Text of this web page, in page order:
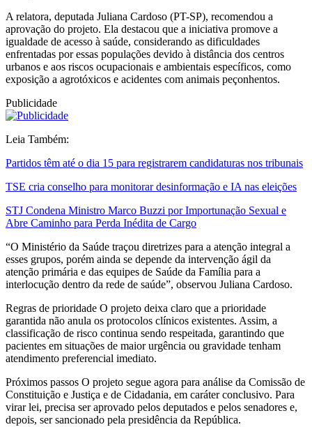
A relatora, deputada Juliana Cardoso (PT-SP), recomendou a
aprovação do projeto. Ela destacou que a iniciativa promove a
igualdade de acesso à saúde, considerando as dificuldades
enfrentadas por essas populações devido à distância dos centros
urbanos e aos riscos ocupacionais e ambientais específicos, como
exposição a agrotóxicos e acidentes com animais peçonhentos.
Publicidade
Leia Também:
Partidos têm até o dia 15 para registrarem candidaturas nos tribunais
TSE cria conselho para monitorar desinformação e IA nas eleições
STJ Condena Ministro Marco Buzzi por Importunação Sexual e
Abre Caminho para Perda Inédita de Cargo
“O Ministério da Saúde traçou diretrizes para a atenção integral a
esses grupos, porém ainda se depende da intervenção ágil da
atenção primária e das equipes de Saúde da Família para a
interlocução dentro da rede de saúde”, observou Juliana Cardoso.
Regras de prioridade O projeto deixa claro que a prioridade
garantida não anula os protocolos clínicos existentes. Assim, a
classificação de risco continua sendo respeitada, garantindo que
pacientes em situações de maior urgência ou gravidade tenham
atendimento preferencial imediato.
Próximos passos O projeto segue agora para análise da Comissão de
Constituição e Justiça e de Cidadania, em caráter conclusivo. Para
virar lei, precisa ser aprovado pelos deputados e pelos senadores e,
depois, ser sancionado pela presidência da República.